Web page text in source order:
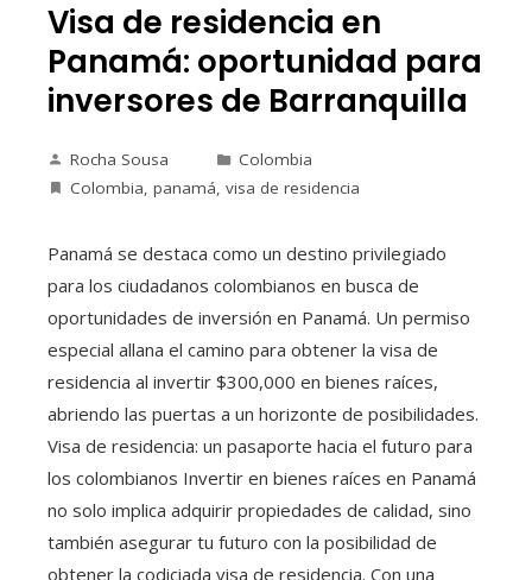
Visa de residencia en
Panamá: oportunidad para
inversores de Barranquilla
Rocha Sousa
Colombia
Colombia, panamá, visa de residencia
Panamá se destaca como un destino privilegiado
para los ciudadanos colombianos en busca de
oportunidades de inversión en Panamá. Un permiso
especial allana el camino para obtener la visa de
residencia al invertir $300,000 en bienes raíces,
abriendo las puertas a un horizonte de posibilidades.
Visa de residencia: un pasaporte hacia el futuro para
los colombianos Invertir en bienes raíces en Panamá
no solo implica adquirir propiedades de calidad, sino
también asegurar tu futuro con la posibilidad de
obtener la codiciada visa de residencia. Con una